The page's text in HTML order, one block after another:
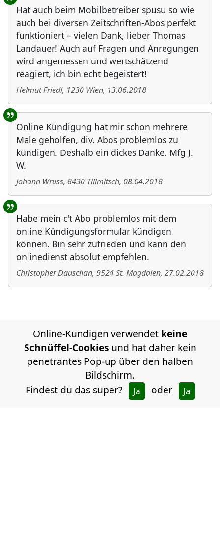
Hat auch beim Mobilbetreiber spusu so wie
auch bei diversen Zeitschriften-Abos perfekt
funktioniert – vielen Dank, lieber Thomas
Landauer! Auch auf Fragen und Anregungen
wird angemessen und wertschätzend
reagiert, ich bin echt begeistert!
Helmut Friedl, 1230 Wien, 13.06.2018
Online Kündigung hat mir schon mehrere
Male geholfen, div. Abos problemlos zu
kündigen. Deshalb ein dickes Danke. Mfg J.
W.
Johann Wruss, 8430 Tillmitsch, 08.04.2018
Habe mein c't Abo problemlos mit dem
online Kündigungsformular kündigen
können. Bin sehr zufrieden und kann den
onlinedienst absolut empfehlen.
Christopher Dauschan, 9524St. Magdalen, 27.02.2018
Online-Kündigen verwendet keine
Schnüffel-Cookies und hat daher kein
penetrantes Pop-up über den halben
Bildschirm.
Findest du das super?
Ja oder Ja